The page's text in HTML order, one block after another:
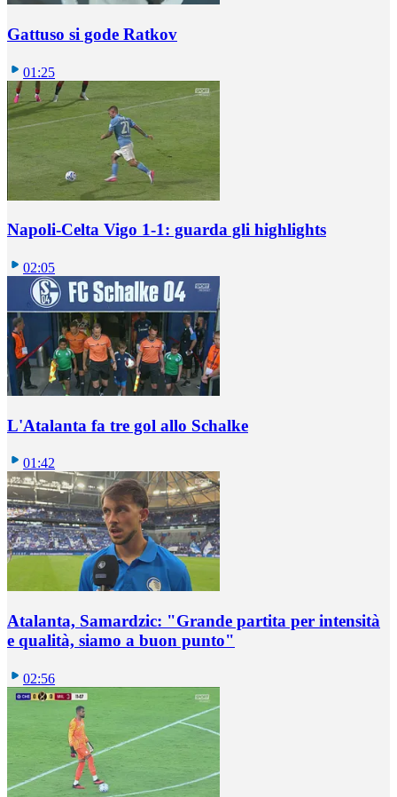
Gattuso si gode Ratkov
01:25
Napoli-Celta Vigo 1-1: guarda gli highlights
02:05
L'Atalanta fa tre gol allo Schalke
01:42
Atalanta, Samardzic: "Grande partita per intensità
e qualità, siamo a buon punto"
02:56